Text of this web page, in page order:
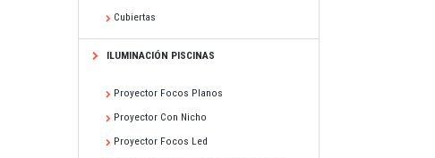
Cubiertas
ILUMINACIÓN PISCINAS
Proyector Focos Planos
Proyector Con Nicho
Proyector Focos Led